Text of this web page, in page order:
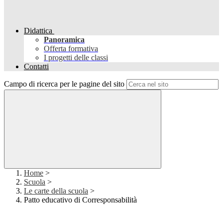
Didattica
Panoramica
Offerta formativa
I progetti delle classi
Contatti
Campo di ricerca per le pagine del sito
Home >
Scuola >
Le carte della scuola >
Patto educativo di Corresponsabilità